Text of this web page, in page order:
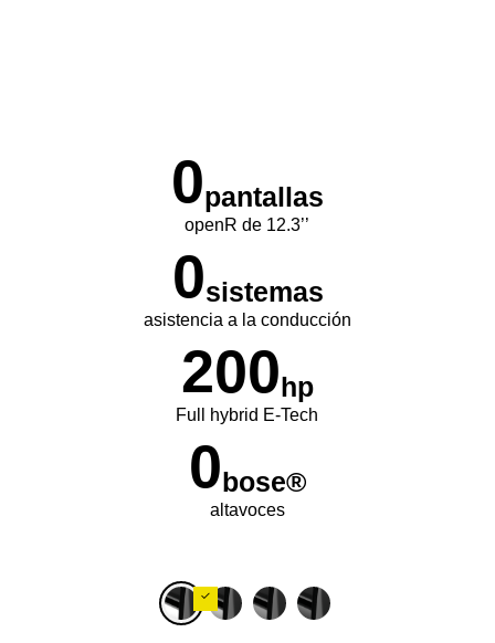
0pantallas
openR de 12.3’’
0sistemas
asistencia a la conducción
200hp
Full hybrid E-Tech
0bose®
altavoces